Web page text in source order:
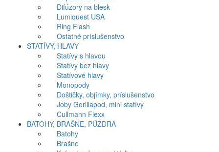
Difúzory na blesk
Lumiquest USA
Ring Flash
Ostatné príslušenstvo
STATÍVY, HLAVY
Statívy s hlavou
Statívy bez hlavy
Statívové hlavy
Monopody
Doštičky, objímky, príslušenstvo
Joby Gorillapod, mini statívy
Cullmann Flexx
BATOHY, BRAŠNE, PÚZDRA
Batohy
Brašne